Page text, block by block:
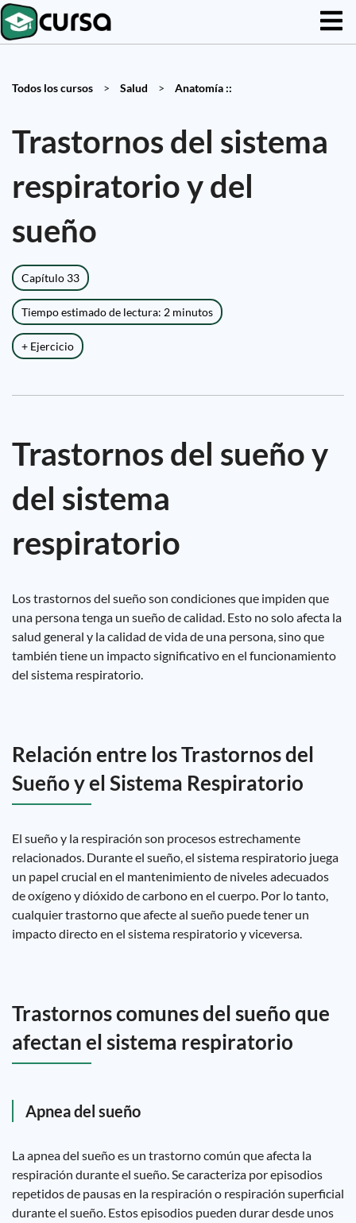
Todos los cursos > Salud > Anatomía ::
Trastornos del sistema
respiratorio y del
sueño
Capítulo 33
Tiempo estimado de lectura: 2 minutos
+ Ejercicio
Trastornos del sueño y
del sistema
respiratorio
Los trastornos del sueño son condiciones que impiden que
una persona tenga un sueño de calidad. Esto no solo afecta la
salud general y la calidad de vida de una persona, sino que
también tiene un impacto significativo en el funcionamiento
del sistema respiratorio.
Relación entre los Trastornos del
Sueño y el Sistema Respiratorio
El sueño y la respiración son procesos estrechamente
relacionados. Durante el sueño, el sistema respiratorio juega
un papel crucial en el mantenimiento de niveles adecuados
de oxígeno y dióxido de carbono en el cuerpo. Por lo tanto,
cualquier trastorno que afecte al sueño puede tener un
impacto directo en el sistema respiratorio y viceversa.
Trastornos comunes del sueño que
afectan el sistema respiratorio
Apnea del sueño
La apnea del sueño es un trastorno común que afecta la
respiración durante el sueño. Se caracteriza por episodios
repetidos de pausas en la respiración o respiración superficial
durante el sueño. Estos episodios pueden durar desde unos